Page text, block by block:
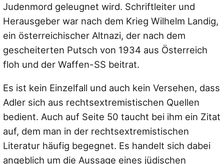
Judenmord geleugnet wird. Schriftleiter und
Herausgeber war nach dem Krieg Wilhelm Landig,
ein österreichischer Altnazi, der nach dem
gescheiterten Putsch von 1934 aus Österreich
floh und der Waffen-SS beitrat.
Es ist kein Einzelfall und auch kein Versehen, dass
Adler sich aus rechtsextremistischen Quellen
bedient. Auch auf Seite 50 taucht bei ihm ein Zitat
auf, dem man in der rechtsextremistischen
Literatur häufig begegnet. Es handelt sich dabei
angeblich um die Aussage eines jüdischen